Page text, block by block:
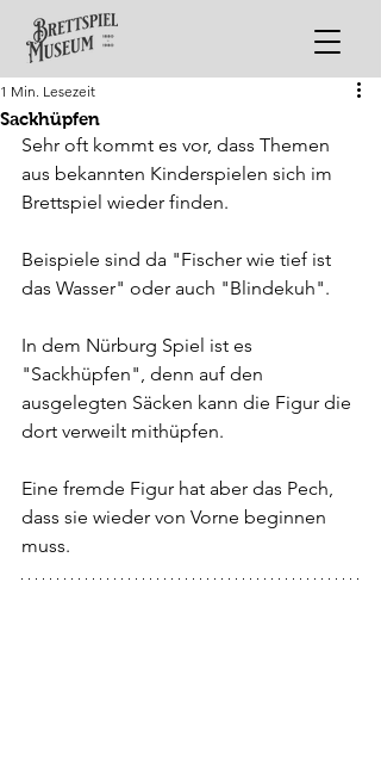
Sackhüpfen
1 Min. Lesezeit
Sehr oft kommt es vor, dass Themen
aus bekannten Kinderspielen sich im
Brettspiel wieder finden.
Beispiele sind da "Fischer wie tief ist
das Wasser" oder auch "Blindekuh".
In dem Nürburg Spiel ist es
"Sackhüpfen", denn auf den
ausgelegten Säcken kann die Figur die
dort verweilt mithüpfen.
Eine fremde Figur hat aber das Pech,
dass sie wieder von Vorne beginnen
muss.